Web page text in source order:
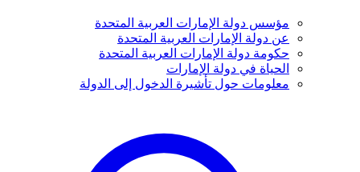
مؤسس دولة الإمارات العربية المتحدة
عن دولة الإمارات العربية المتحدة
حكومة دولة الإمارات العربية المتحدة
الحياة في دولة الإمارات
معلومات حول تأشيرة الدخول إلى الدولة